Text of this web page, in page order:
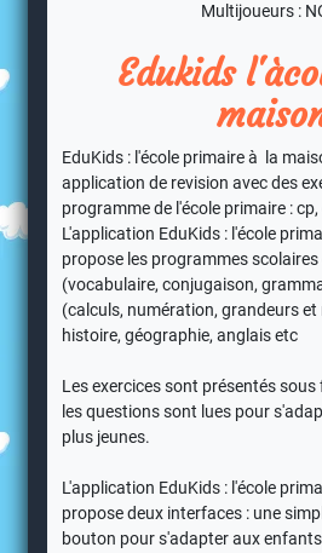
Multijoueurs :
Edukids
EduKids : l'école primaire à la
application de revision avec des
programme de l'école primaire :
L'application EduKids : l'école
propose les programmes
(vocabulaire, conjugaison,
(calculs, numération, grandeurs et
histoire, géographie, anglais etc
Les exercices sont présentés
les questions sont lues pour
plus jeunes.
L'application EduKids : l'école
propose deux interfaces : une
bouton pour s'adapter aux